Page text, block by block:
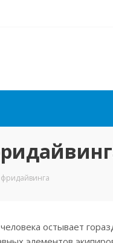
остывает